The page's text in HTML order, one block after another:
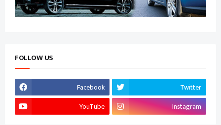
FOLLOW US
Facebook
Twitter
YouTube
Instagram